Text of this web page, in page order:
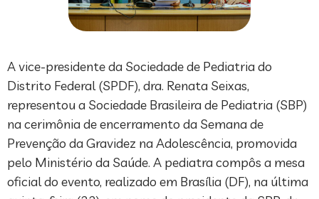
A vice-presidente da Sociedade de Pediatria do
Distrito Federal (SPDF), dra. Renata Seixas,
representou a Sociedade Brasileira de Pediatria (SBP)
na cerimônia de encerramento da Semana de
Prevenção da Gravidez na Adolescência, promovida
pelo Ministério da Saúde. A pediatra compôs a mesa
oficial do evento, realizado em Brasília (DF), na última